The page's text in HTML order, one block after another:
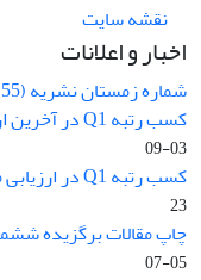
نقشه سایت
اخبار و اعلانات
شماره زمستان نشریه (55) با موضوع کرونا منتشر شد.
کسب رتبه Q1 در آخرین ارزیابی پایگاه جامع علوم استنادی ...
03-09
کسب رتبه Q1 در ارزیابی مرکز استنادی علوم جهان اسلام ...
23
چاپ مقالات برگزیده
05-07